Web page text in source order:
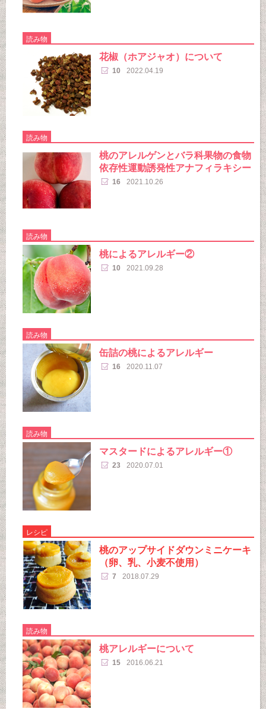
読み物
花椒（ホアジャオ）について
10 2022.04.19
読み物
桃のアレルゲンとバラ科果物の食物
依存性運動誘発性アナフィラキシー
16 2021.10.26
読み物
桃によるアレルギー②
10 2021.09.28
読み物
缶詰の桃によるアレルギー
16 2020.11.07
読み物
マスタードによるアレルギー①
23 2020.07.01
レシピ
桃のアップサイドダウンミニケーキ
（卵、乳、小麦不使用）
7 2018.07.29
読み物
桃アレルギーについて
15 2016.06.21